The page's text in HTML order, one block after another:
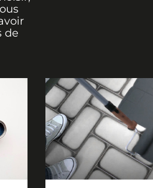
de